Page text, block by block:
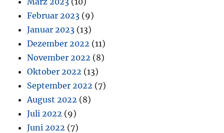
Februar 2023 (9)
Januar 2023 (13)
Dezember 2022 (11)
November 2022 (8)
Oktober 2022 (13)
September 2022 (7)
August 2022 (8)
Juli 2022 (9)
Juni 2022 (7)